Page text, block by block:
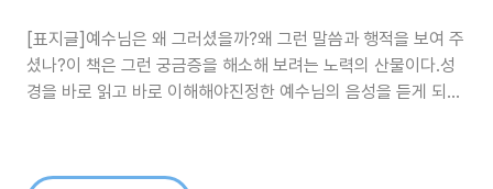
[표지글]예수님은 왜 그러셨을까?왜 그런 말씀과 행적을 보여 주
셨나?이 책은 그런 궁금증을 해소해 보려는 노력의 산물이다.성
경을 바로 읽고 바로 이해해야진정한 예수님의 음성을 듣게 되고